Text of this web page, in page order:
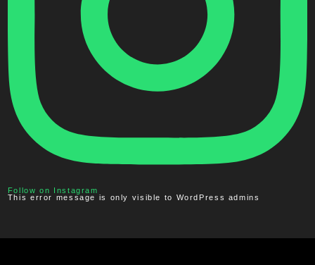
Follow on Instagram
This error message is only visible to WordPress admins